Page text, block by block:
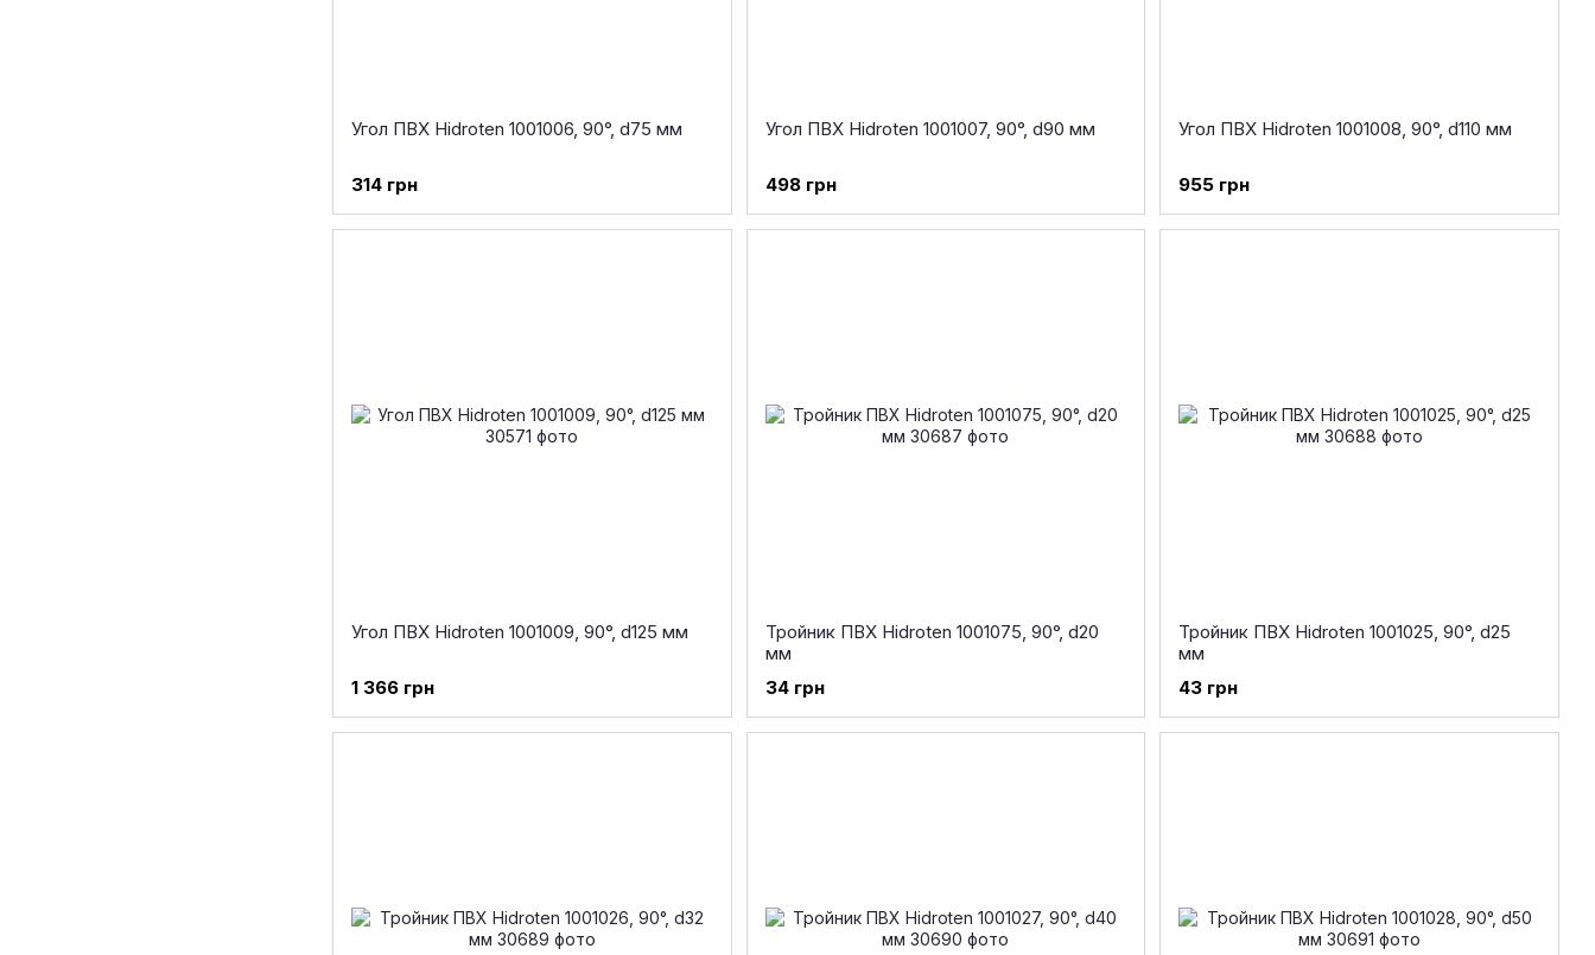
Угол ПВХ Hidroten 1001006, 90°, d75 мм
314 грн
Угол ПВХ Hidroten 1001007, 90°, d90 мм
498 грн
Угол ПВХ Hidroten 1001008, 90°, d110 мм
955 грн
Угол ПВХ Hidroten 1001009, 90°, d125 мм
1 366 грн
Тройник ПВХ Hidroten 1001075, 90°, d20
мм
34 грн
Тройник ПВХ Hidroten 1001025, 90°, d25
мм
43 грн